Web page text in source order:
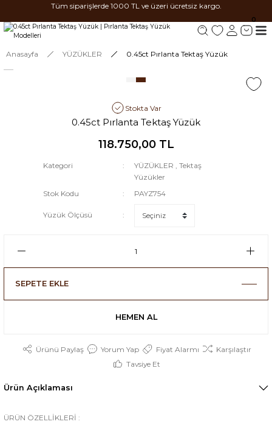
Tüm siparişlerde 1000 TL ve üzeri ücretsiz kargo.
0
Anasayfa YÜZÜKLER 0.45ct Pırlanta Tektaş Yüzük
Stokta Var
0.45ct Pırlanta Tektaş Yüzük
118.750,00 TL
Kategori YÜZÜKLER ,Tektaş
Yüzükler
Stok Kodu
PAYZ754
Yüzük Ölçüsü
SEPETE EKLE
HEMEN AL
Ürünü Paylaş Yorum Yap Fiyat Alarmı
Karşılaştır
Tavsiye Et
Ürün Açıklaması
ÜRÜN ÖZELLİKLERİ :